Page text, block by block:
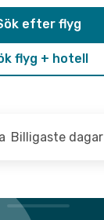
flyg + hotell
efter flyg
Billigaste dagar